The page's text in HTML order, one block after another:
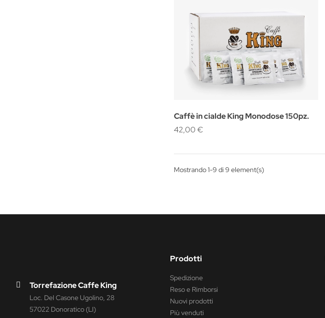
Caffè in cialde King Monodose 150pz.
42,00 €
Mostrando 1-9 di 9 element(s)
Torrefazione Caffe King
Loc. Del Casone Ugolino, 28
57022 Donoratico (LI)
Prodotti
Spedizione
Reso e Rimborsi
Nuovi prodotti
Più venduti